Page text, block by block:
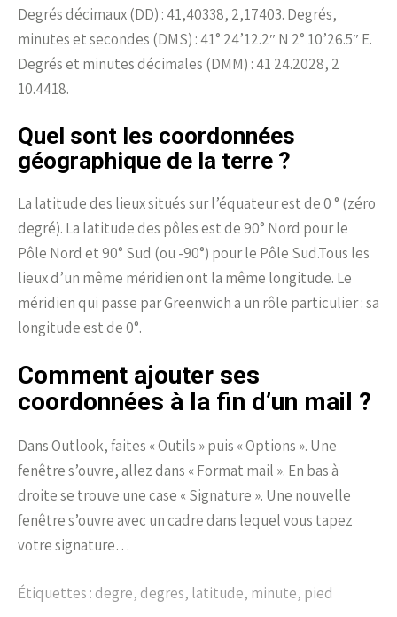
Degrés décimaux (DD) : 41,40338, 2,17403. Degrés,
minutes et secondes (DMS) : 41° 24’12.2″ N 2° 10’26.5″ E.
Degrés et minutes décimales (DMM) : 41 24.2028, 2
10.4418.
Quel sont les coordonnées
géographique de la terre ?
La latitude des lieux situés sur l’équateur est de 0 ° (zéro
degré). La latitude des pôles est de 90° Nord pour le
Pôle Nord et 90° Sud (ou -90°) pour le Pôle Sud.Tous les
lieux d’un même méridien ont la même longitude. Le
méridien qui passe par Greenwich a un rôle particulier : sa
longitude est de 0°.
Comment ajouter ses
coordonnées à la fin d’un mail ?
Dans Outlook, faites « Outils » puis « Options ». Une
fenêtre s’ouvre, allez dans « Format mail ». En bas à
droite se trouve une case « Signature ». Une nouvelle
fenêtre s’ouvre avec un cadre dans lequel vous tapez
votre signature…
Étiquettes : degre, degres, latitude, minute, pied